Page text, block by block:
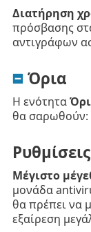
Διατήρηση
πρόσβασης
αντιγράφων
Όρια
Η ενότητα
θα σαρωθούν:
Μέγιστο
μονάδα
θα πρέπει να
εξαίρεση